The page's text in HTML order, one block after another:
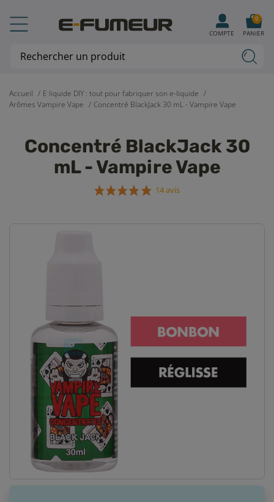
Accueil
E liquide DIY : tout pour fabriquer son e-liquide
Arômes Vampire Vape
Concentré BlackJack 30 mL - Vampire Vape
Concentré BlackJack 30
mL - Vampire Vape
14 avis
COMPTE PANIER
0